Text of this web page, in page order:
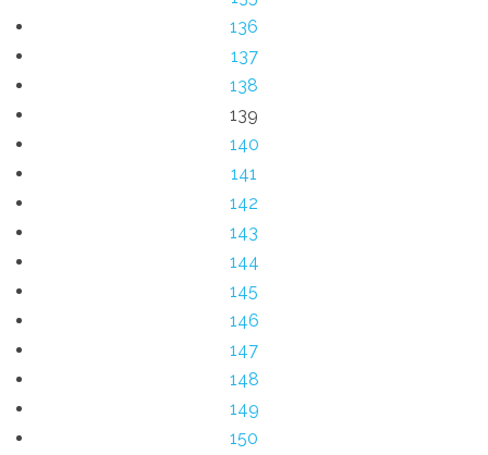
136
137
138
139
140
141
142
143
144
145
146
147
148
149
150